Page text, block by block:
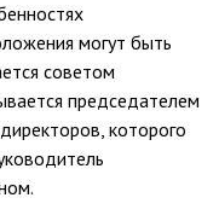
могут быть
советом
председателем
которого